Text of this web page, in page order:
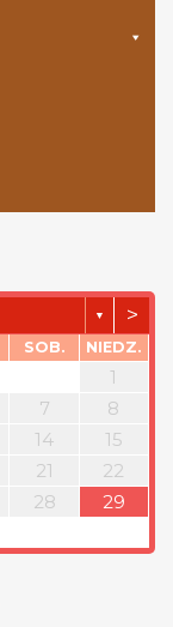
▼ >
SOB. NIEDZ.
1
7
8
14
15
21
22
28
29